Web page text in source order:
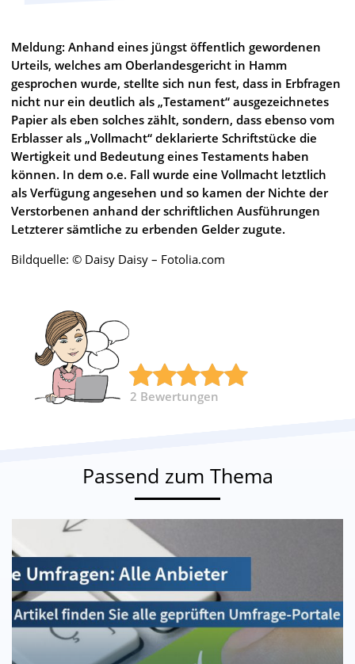
Meldung: Anhand eines jüngst öffentlich gewordenen
Urteils, welches am Oberlandesgericht in Hamm
gesprochen wurde, stellte sich nun fest, dass in Erbfragen
nicht nur ein deutlich als „Testament“ ausgezeichnetes
Papier als eben solches zählt, sondern, dass ebenso vom
Erblasser als „Vollmacht“ deklarierte Schriftstücke die
Wertigkeit und Bedeutung eines Testaments haben
können. In dem o.e. Fall wurde eine Vollmacht letztlich
als Verfügung angesehen und so kamen der Nichte der
Verstorbenen anhand der schriftlichen Ausführungen
Letzterer sämtliche zu erbenden Gelder zugute.
Bildquelle: © Daisy Daisy – Fotolia.com
2 Bewertungen
Passend zum Thema